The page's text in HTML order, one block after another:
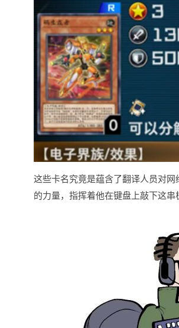
这些卡名究竟是蕴含了翻译人员对
的力量，指挥着他在键盘上敲下这串